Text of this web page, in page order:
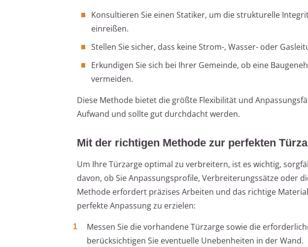
Konsultieren Sie einen Statiker, um die strukturelle
einreißen.
Stellen Sie sicher, dass keine Strom-, Wasser- oder
Erkundigen Sie sich bei Ihrer Gemeinde, ob eine
vermeiden.
Diese Methode bietet die größte Flexibilität und
Aufwand und sollte gut durchdacht werden.
Mit der richtigen Methode zur perfekten
Um Ihre Türzarge optimal zu verbreitern, ist es wichtig,
davon, ob Sie Anpassungsprofile, Verbreiterungssätze oder
Methode erfordert präzises Arbeiten und das richtige
perfekte Anpassung zu erzielen:
Messen Sie die vorhandene Türzarge sowie die
berücksichtigen Sie eventuelle Unebenheiten in der Wand.